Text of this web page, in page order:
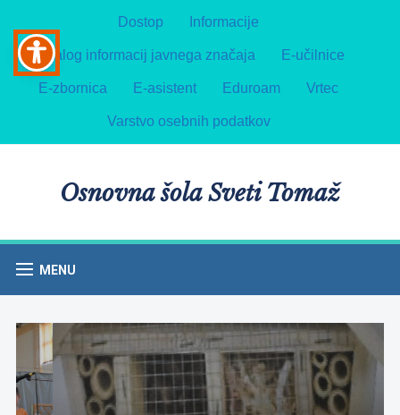
Dostop Informacije
Katalog informacij javnega značaja E-učilnice
E-zbornica E-asistent Eduroam Vrtec
Varstvo osebnih podatkov
Osnovna šola Sveti Tomaž
MENU